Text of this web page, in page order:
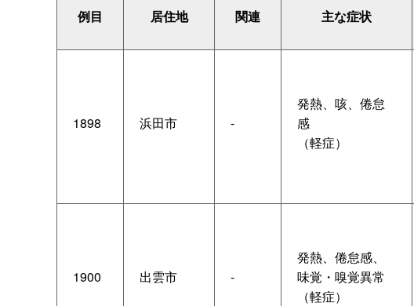
例目 居住地 関連 主な症状
1898 浜田市 -
発熱、咳、倦怠
感
（軽症）
1900 出雲市 -
発熱、倦怠感、
味覚・嗅覚異常
（軽症）